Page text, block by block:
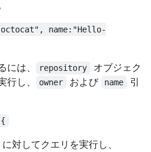
name:"Hello-
には、 repository
オブジェク
行し、
owner および name
引
{
対してクエリを実行し、